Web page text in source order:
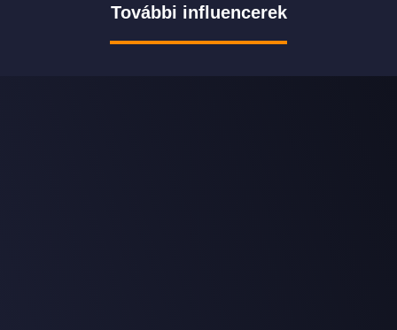
További influencerek